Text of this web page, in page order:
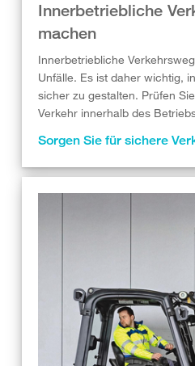
Innerbetriebliche
machen
Innerbetriebliche
Unfälle. Es ist daher wichtig,
sicher zu gestalten. Prüfen
Verkehr innerhalb des
Sorgen Sie für sichere